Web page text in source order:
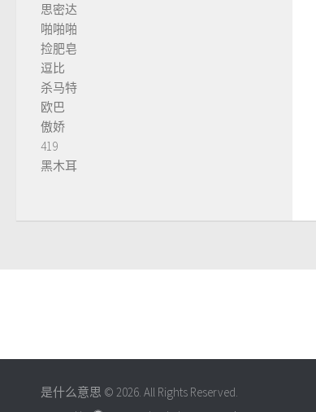
思密达
啪啪啪
捡肥皂
逗比
杀马特
欧巴
傲娇
419
黑木耳
是什么意思 © 2026. All Rights Reserved.